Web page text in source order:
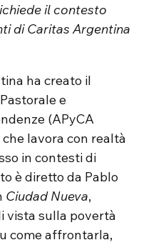
il contesto
di Caritas Argentina
ha creato il
e
(APyCA
che lavora con realtà
in contesti di
è diretto da Pablo
Ciudad Nueva,
vista sulla povertà
come affrontarla,